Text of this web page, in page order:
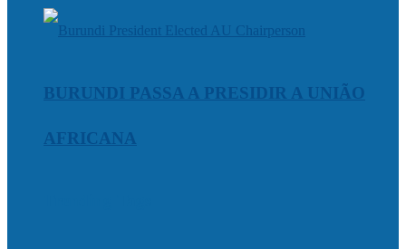
BURUNDI PASSA A PRESIDIR A UNIÃO
AFRICANA